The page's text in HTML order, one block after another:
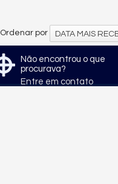
Ordenar por DATA MAIS
Não encontrou o que
procurava?
Entre em contato